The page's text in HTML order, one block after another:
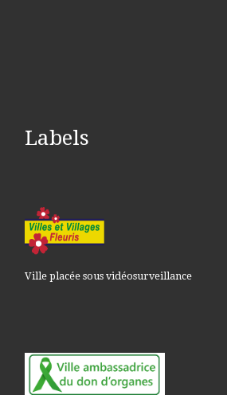
Labels
Ville placée sous vidéosurveillance